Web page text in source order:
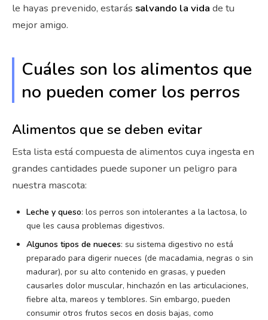
le hayas prevenido, estarás salvando la vida de tu
mejor amigo.
Cuáles son los alimentos que
no pueden comer los perros
Alimentos que se deben evitar
Esta lista está compuesta de alimentos cuya ingesta en
grandes cantidades puede suponer un peligro para
nuestra mascota:
Leche y queso: los perros son intolerantes a la lactosa, lo
que les causa problemas digestivos.
Algunos tipos de nueces: su sistema digestivo no está
preparado para digerir nueces (de macadamia, negras o sin
madurar), por su alto contenido en grasas, y pueden
causarles dolor muscular, hinchazón en las articulaciones,
fiebre alta, mareos y temblores. Sin embargo, pueden
consumir otros frutos secos en dosis bajas, como